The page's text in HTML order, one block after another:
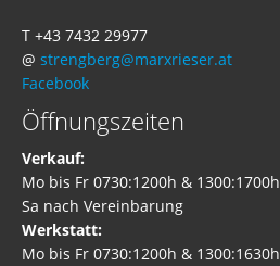
T +43 7432 29977
@ strengberg@marxrieser.at
Facebook
Öffnungszeiten
Verkauf:
Mo bis Fr 0730:1200h & 1300:1700h
Sa nach Vereinbarung
Werkstatt:
Mo bis Fr 0730:1200h & 1300:1630h